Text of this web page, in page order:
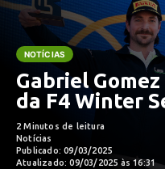
NOTÍCIAS
Gabriel
da F4 Winter
2 Minutos de leitura
Notícias
Publicado: 09/03/2025
Atualizado: 09/03/2025 às 16:31